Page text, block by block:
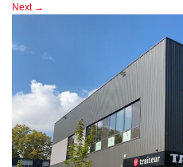
Next →